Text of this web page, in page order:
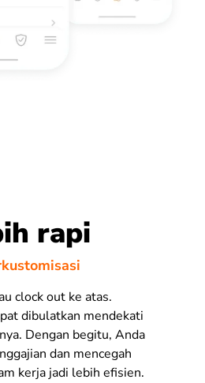
rapi
clock out ke atas.
dibulatkan mendekati
Dengan begitu, Anda
dan mencegah
kerja jadi lebih efisien.